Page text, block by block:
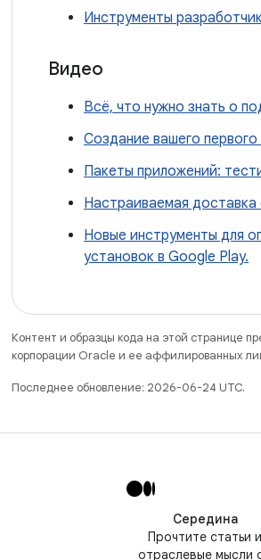
Инструменты
Видео
Всё, что нужно знать о
Создание вашего
Пакеты приложений:
Настраиваемая
Новые инструменты для
установок в Google Play.
Контент и образцы кода на этой странице
корпорации Oracle и ее аффилированных
Последнее обновление: 2026-06-24 UTC.
Середина
Прочтите статьи и
отраслевые мысли